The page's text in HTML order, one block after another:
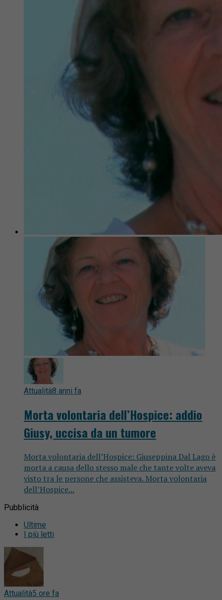
Attualità8 anni fa
Morta volontaria dell’Hospice: addio
Giusy, uccisa da un tumore
Morta volontaria dell’Hospice: Giuseppina Dal Lago è
morta a causa dello stesso male che tante volte aveva
visto tra le persone che assisteva. Morta volontaria
dell’Hospice...
Pubblicità
Ultime
I più letti
Attualità5 ore fa